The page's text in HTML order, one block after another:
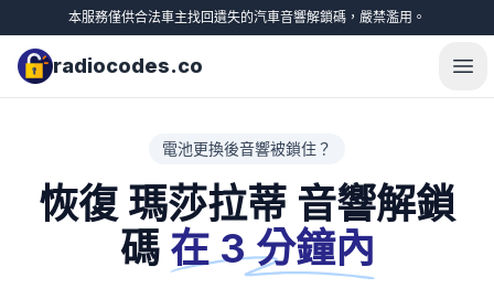
本服務僅供合法車主找回遺失的汽車音響解鎖碼，嚴禁濫用。
radiocodes.co
電池更換後音響被鎖住？
恢復 瑪莎拉蒂 音響解鎖
碼 在 3 分鐘內